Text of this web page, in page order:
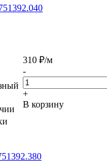
310 ₽/м
-
+
В корзину